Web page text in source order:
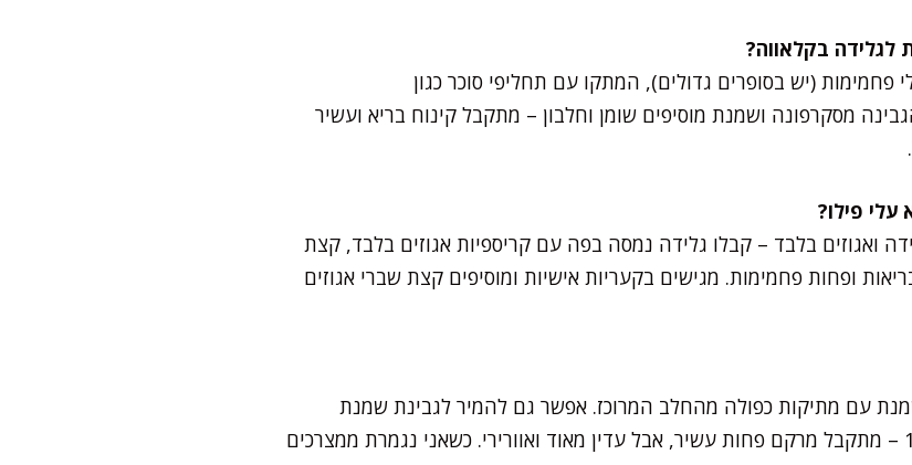
(יש בסופרים גדולים), המתקו עם תחליפי סוכר כגון
מסקרפונה ושמנת מוסיפים שומן וחלבון – מתקבל קינוח בריא ועשיר
ואגוזים בלבד – קבלו גלידה נמסה בפה עם קריספיות אגוזים בלבד, קצת
ופחות פחמימות. מגישים בקעריות אישיות ומוסיפים קצת שברי אגוזים
עם מתיקות כפולה מהחלב המרוכז. אפשר גם להמיר לגבינת שמנת
16%-25%, או להוסיף יוגורט יווני 10% – מתקבל מרקם פחות עשיר, אבל עדין מאוד ואוורירי. כשאני נגמרת ממצרכים